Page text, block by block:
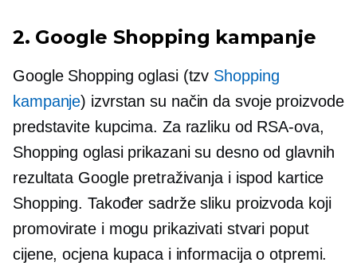
2. Google Shopping kampanje
Google Shopping oglasi (tzv Shopping
kampanje) izvrstan su način da svoje proizvode
predstavite kupcima. Za razliku od RSA-ova,
Shopping oglasi prikazani su desno od glavnih
rezultata Google pretraživanja i ispod kartice
Shopping. Također sadrže sliku proizvoda koji
promovirate i mogu prikazivati ​​stvari poput
cijene, ocjena kupaca i informacija o otpremi.